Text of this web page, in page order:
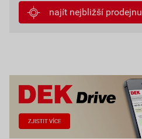
najít nejbližší prodejnu